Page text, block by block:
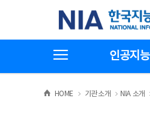
기
한국지능정보사회진흥원
인공지능
HOME >
기관소개 >NIA 소개